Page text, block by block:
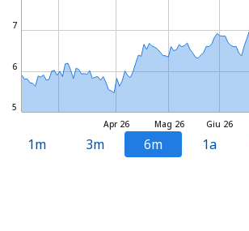
Mag 26
Apr 26 Giu 26
5
6
7
1m 3m 6m 1a